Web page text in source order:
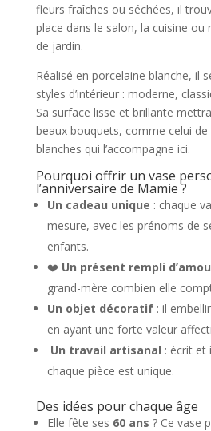
fleurs fraîches ou séchées, il
place dans le salon, la cuisine ou
de jardin.
Réalisé en porcelaine blanche, il
styles d’intérieur : moderne,
Sa surface lisse et brillante
beaux bouquets, comme celui
blanches qui l’accompagne ici.
Pourquoi offrir un vase
l’anniversaire de Mamie ?
Un cadeau unique : chaque
mesure, avec les prénoms de
enfants.
❤️ Un présent rempli
grand-mère combien elle
Un objet décoratif: il
en ayant une forte valeur
Un travail artisanal : écrit et
chaque pièce est unique.
Des idées pour chaque âge
Elle fête ses 60 ans ? Ce vase